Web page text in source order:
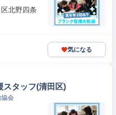
北野四条
気になる
スタッフ(清田区)
協会